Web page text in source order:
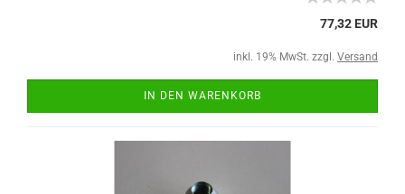
77,32 EUR
inkl. 19% MwSt. zzgl. Versand
IN DEN WARENKORB